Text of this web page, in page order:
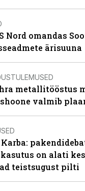
Nord omandas
ärisuuna
metallitööstus
valmib
on alati
teistsugust pilti